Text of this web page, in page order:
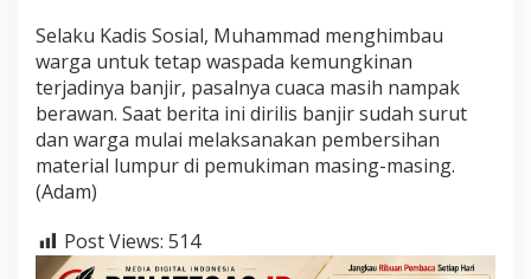
Selaku Kadis Sosial, Muhammad menghimbau
warga untuk tetap waspada kemungkinan
terjadinya banjir, pasalnya cuaca masih nampak
berawan. Saat berita ini dirilis banjir sudah surut
dan warga mulai melaksanakan pembersihan
material lumpur di pemukiman masing-masing.
(Adam)
Post Views: 514